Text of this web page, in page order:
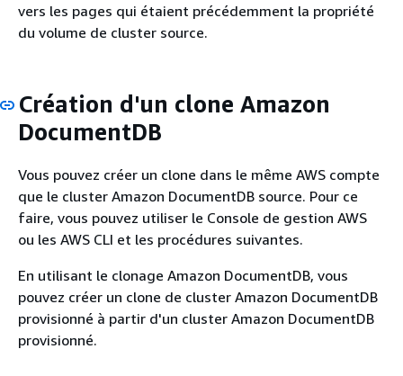
vers les pages qui étaient précédemment la propriété
du volume de cluster source.
Création d'un clone Amazon
DocumentDB
Vous pouvez créer un clone dans le même AWS compte
que le cluster Amazon DocumentDB source. Pour ce
faire, vous pouvez utiliser le Console de gestion AWS
ou les AWS CLI et les procédures suivantes.
En utilisant le clonage Amazon DocumentDB, vous
pouvez créer un clone de cluster Amazon DocumentDB
provisionné à partir d'un cluster Amazon DocumentDB
provisionné.